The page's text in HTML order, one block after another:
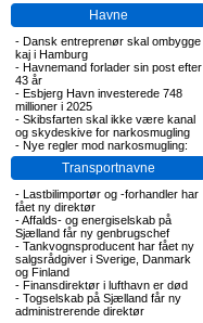
Havne
- Dansk entreprenør skal ombygge
kaj i Hamburg
- Havnemand forlader sin post efter
43 år
- Esbjerg Havn investerede 748
millioner i 2025
- Skibsfarten skal ikke være kanal
og skydeskive for narkosmugling
- Nye regler mod narkosmugling:
Transportnavne
- Lastbilimportør og -forhandler har
fået ny direktør
-Affalds- og energiselskab på
Sjælland får ny genbrugschef
- Tankvognsproducent har fået ny
salgsrådgiver i Sverige, Danmark
og Finland
- Finansdirektør i lufthavn er død
- Togselskab på Sjælland får ny
administrerende direktør